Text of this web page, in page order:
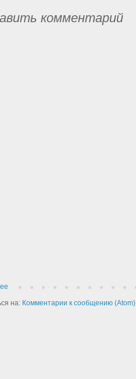
комментарий
на: Комментарии к сообщению (Atom)